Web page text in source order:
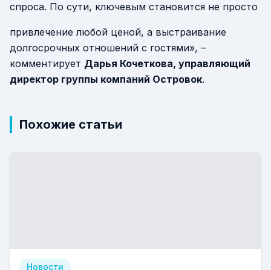
спроса. По сути, ключевым становится не просто
привлечение любой ценой, а выстраивание
долгосрочных отношений с гостями», –
комментирует Дарья Кочеткова, управляющий
директор группы компаний Островок.
Похожие статьи
Новости